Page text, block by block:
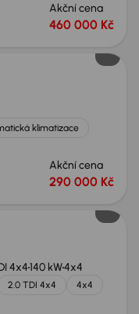
Akční cena
460 000 Kč
klimatizace
Akční cena
290 000 Kč
4x4140 kW4x4
2.0 TDI 4x4
4x4